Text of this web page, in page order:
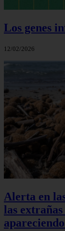
Los genes
12/02/2026
Alerta en
las extrañas